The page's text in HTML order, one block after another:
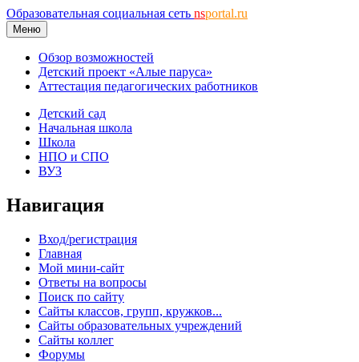
Образовательная социальная сеть nsportal.ru
Меню
Обзор возможностей
Детский проект «Алые паруса»
Аттестация педагогических работников
Детский сад
Начальная школа
Школа
НПО и СПО
ВУЗ
Навигация
Вход/регистрация
Главная
Мой мини-сайт
Ответы на вопросы
Поиск по сайту
Сайты классов, групп, кружков...
Сайты образовательных учреждений
Сайты коллег
Форумы